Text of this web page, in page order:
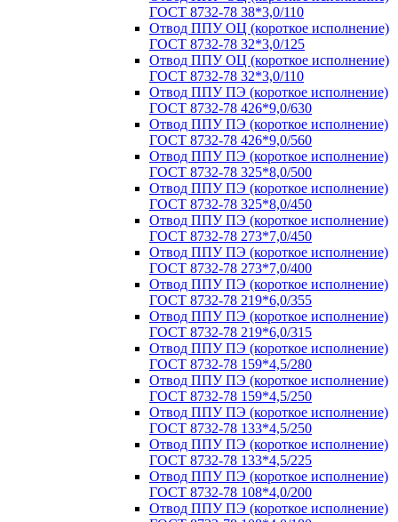
ГОСТ 8732-78 38*3,0/110
Отвод ППУ ОЦ (короткое исполнение)
ГОСТ 8732-78 32*3,0/125
Отвод ППУ ОЦ (короткое исполнение)
ГОСТ 8732-78 32*3,0/110
Отвод ППУ ПЭ (короткое исполнение)
ГОСТ 8732-78 426*9,0/630
Отвод ППУ ПЭ (короткое исполнение)
ГОСТ 8732-78 426*9,0/560
Отвод ППУ ПЭ (короткое исполнение)
ГОСТ 8732-78 325*8,0/500
Отвод ППУ ПЭ (короткое исполнение)
ГОСТ 8732-78 325*8,0/450
Отвод ППУ ПЭ (короткое исполнение)
ГОСТ 8732-78 273*7,0/450
Отвод ППУ ПЭ (короткое исполнение)
ГОСТ 8732-78 273*7,0/400
Отвод ППУ ПЭ (короткое исполнение)
ГОСТ 8732-78 219*6,0/355
Отвод ППУ ПЭ (короткое исполнение)
ГОСТ 8732-78 219*6,0/315
Отвод ППУ ПЭ (короткое исполнение)
ГОСТ 8732-78 159*4,5/280
Отвод ППУ ПЭ (короткое исполнение)
ГОСТ 8732-78 159*4,5/250
Отвод ППУ ПЭ (короткое исполнение)
ГОСТ 8732-78 133*4,5/250
Отвод ППУ ПЭ (короткое исполнение)
ГОСТ 8732-78 133*4,5/225
Отвод ППУ ПЭ (короткое исполнение)
ГОСТ 8732-78 108*4,0/200
Отвод ППУ ПЭ (короткое исполнение)